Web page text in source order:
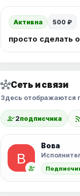
Активна 500 ₽
просто сделать
hubСеть и связи
Здесь отображаются
person_check2подписчика
person_check
Вова